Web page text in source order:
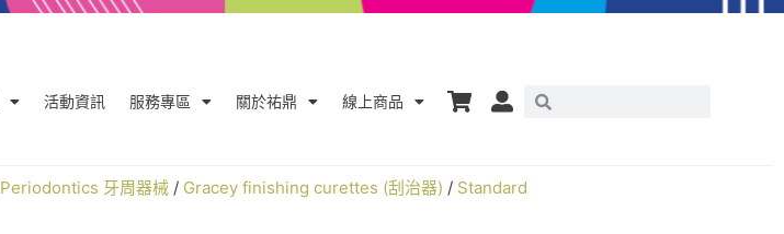
活動資訊 服務專區 關於祐鼎 線上商品
Periodontics 牙周器械 / Gracey finishing curettes (刮治器) / Standard